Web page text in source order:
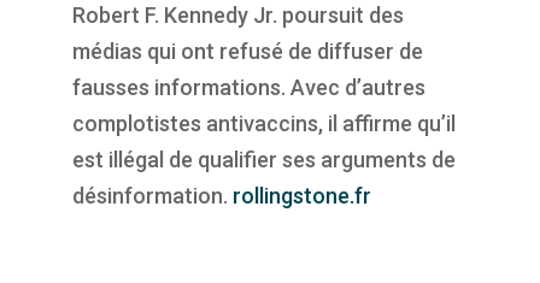
Robert F. Kennedy Jr. poursuit des
médias qui ont refusé de diffuser de
fausses informations. Avec d’autres
complotistes antivaccins, il affirme qu’il
est illégal de qualifier ses arguments de
désinformation. rollingstone.fr